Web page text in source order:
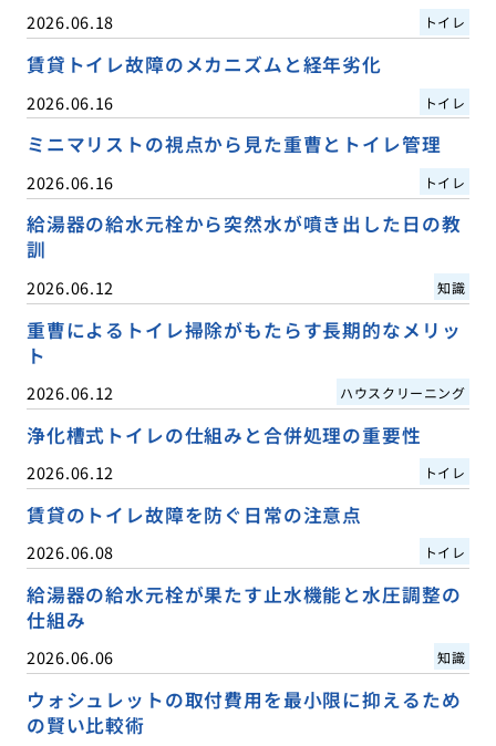
2026.06.18 トイレ
賃貸トイレ故障のメカニズムと経年劣化
2026.06.16 トイレ
ミニマリストの視点から見た重曹とトイレ管理
2026.06.16 トイレ
給湯器の給水元栓から突然水が噴き出した日の教
訓
2026.06.12 知識
重曹によるトイレ掃除がもたらす長期的なメリッ
ト
2026.06.12 ハウスクリーニング
浄化槽式トイレの仕組みと合併処理の重要性
2026.06.12 トイレ
賃貸のトイレ故障を防ぐ日常の注意点
2026.06.08 トイレ
給湯器の給水元栓が果たす止水機能と水圧調整の
仕組み
2026.06.06 知識
ウォシュレットの取付費用を最小限に抑えるため
の賢い比較術